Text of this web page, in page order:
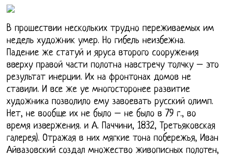
В прошествии нескольких трудно переживаемых им
недель художник умер. Но гибель неизбежна.
Падение же статуй и яруса второго сооружения
вверху правой части полотна навстречу толчку – это
результат инерции. Их на фронтонах домов не
ставили. И все же уе многосторонее развитие
художника позволило ему завоевать русский олимп.
Нет, не вообще их не было – не было в 79 г., во
время извержения. и А. Паччини, 1832, Третьяковская
галерея). Отражая в них мягкие тона побережья, Иван
Айвазовский создал множество живописных полотен,